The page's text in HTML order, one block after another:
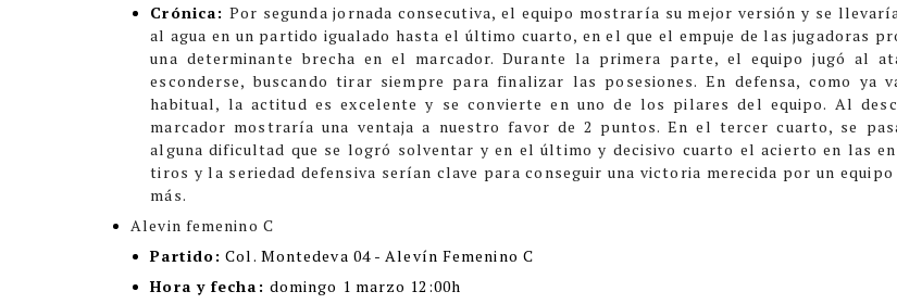
Crónica: Por segunda jornada consecutiva, el equipo mostraría su mejor versión y se
al agua en un partido igualado hasta el último cuarto, en el que el empuje de las jugadoras
una determinante brecha en el marcador.Durante la primera parte, el equipo jugó al
esconderse, buscando tirar siempre para finalizar las posesiones. En defensa, como ya
habitual, la actitud es excelente y se convierte en uno de los pilares del equipo. Al
marcador mostraría una ventaja a nuestro favor de 2 puntos.En el tercer cuarto, se
alguna dificultad que se logró solventar y en el último y decisivo cuarto el acierto en las
tiros y la seriedad defensiva serían clave para conseguir una victoria merecida por un equipo
más.
Alevin femenino C
Partido: Col. Montedeva 04 - Alevín Femenino C
Hora y fecha: domingo 1 marzo 12:00h